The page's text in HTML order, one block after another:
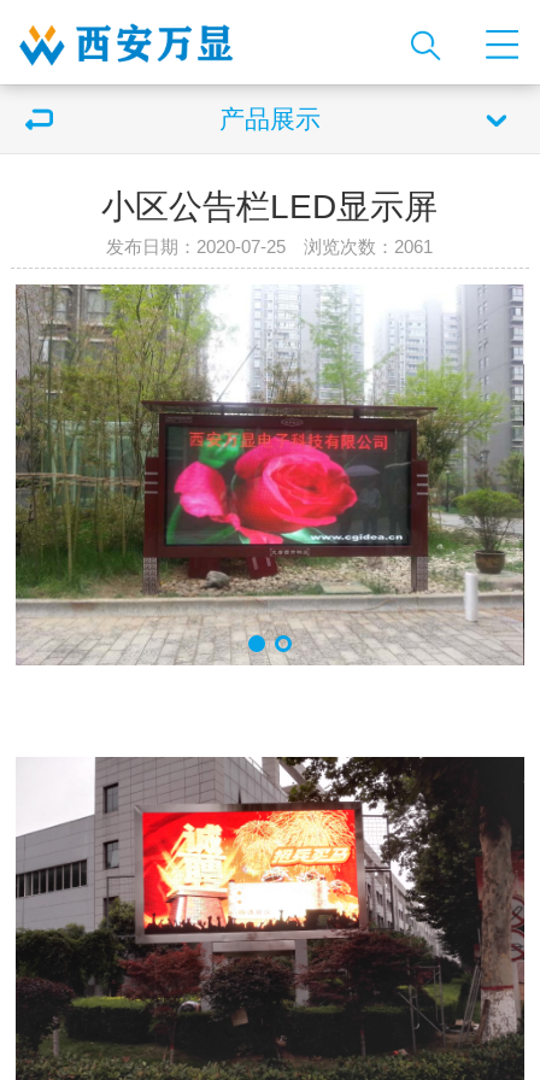
产品展示
小区公告栏LED显示屏
发布日期：2020-07-25 浏览次数： 2061